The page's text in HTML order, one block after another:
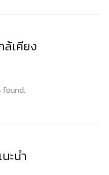
ล้เคียง
found.
ะนำ